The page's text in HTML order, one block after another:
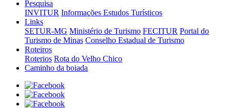
Pesquisa
INVITUR Informações Estudos Turísticos
Links
SETUR-MG Ministério de Turismo FECITUR Portal do
Turismo de Minas Conselho Estadual de Turismo
Roteiros
Roterios Rota do Velho Chico
Caminho da boiada